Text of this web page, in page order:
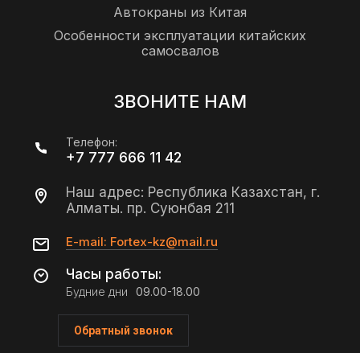
Автокраны из Китая
Особенности эксплуатации китайских
самосвалов
ЗВОНИТЕ НАМ
Телефон:
+7 777 666 11 42
Наш адрес: Республика Казахстан, г.
Алматы. пр. Суюнбая 211
E-mail: Fortex-kz@mail.ru
Часы работы:
Будние дни 09.00-18.00
Обратный звонок